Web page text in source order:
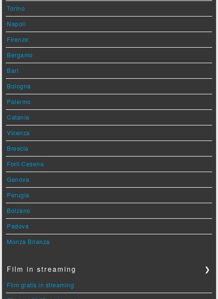
Torino
Napoli
Firenze
Bergamo
Bari
Bologna
Palermo
Catania
Vicenza
Brescia
Forlì Cesena
Genova
Perugia
Bolzano
Padova
Monza Brianza
Film in streaming ❯
Film gratis in streaming